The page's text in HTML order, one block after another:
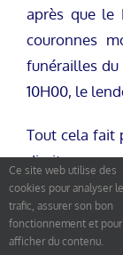
après que le
couronnes
funérailles
10H00, le
Tout cela fait
dirait
opération
place pour le
(Secret
Ce site web utilise des
cookies pour analyser le
trafic, assurer son bon
fonctionnement et pour
afficher du contenu.